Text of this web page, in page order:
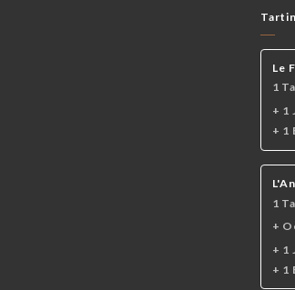
Le
1
+ 1
+ 1
1
+
+ 1
+ 1